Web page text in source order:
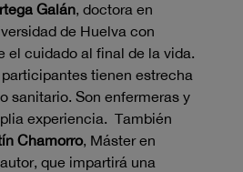
Galán, doctora en
de Huelva con
el cuidado al final de la vida.
tienen estrecha
sanitario. Son enfermeras y
experiencia. También
Chamorro, Máster en
que impartirá una